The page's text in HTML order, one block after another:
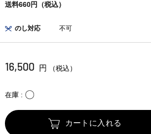
送料660円（税込）
のし対応 不可
16,500 円 （税込）
在庫 〇
カートに入れる